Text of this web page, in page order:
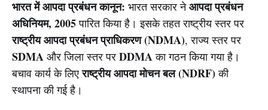
भारत में आपदा प्रबंधन कानून: भारत सरकार नेआपदा प्रबंधन
अधिनियम, 2005पारित किया है। इसके तहत राष्ट्रीय स्तर पर
राष्ट्रीय आपदा प्रबंधन प्राधिकरण (NDMA), राज्य स्तर पर
SDMA और जिला स्तर पर DDMAका गठन किया गया है।
बचाव कार्य के लिएराष्ट्रीय आपदा मोचन बल (NDRF)की
स्थापना की गई है।